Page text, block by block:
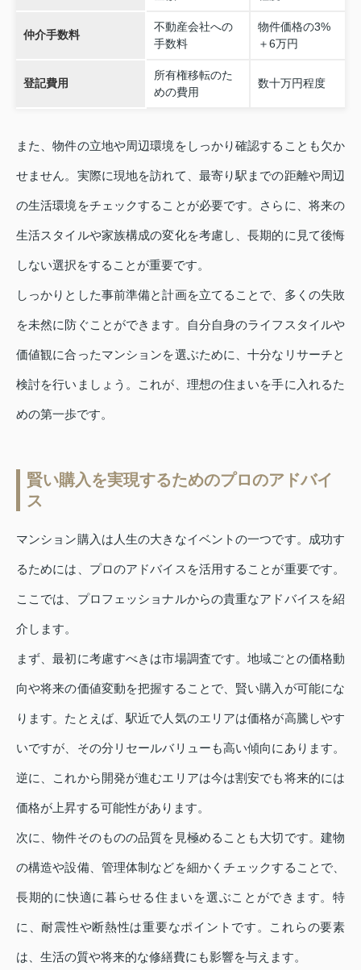
仲介手数料
不動産会社への
手数料
物件価格の3%
＋6万円
登記費用
所有権移転のた
めの費用
数十万円程度
また、物件の立地や周辺環境をしっかり確認することも欠か
せません。実際に現地を訪れて、最寄り駅までの距離や周辺
の生活環境をチェックすることが必要です。さらに、将来の
生活スタイルや家族構成の変化を考慮し、長期的に見て後悔
しない選択をすることが重要です。
しっかりとした事前準備と計画を立てることで、多くの失敗
を未然に防ぐことができます。自分自身のライフスタイルや
価値観に合ったマンションを選ぶために、十分なリサーチと
検討を行いましょう。これが、理想の住まいを手に入れるた
めの第一歩です。
賢い購入を実現するためのプロのアドバイ
ス
マンション購入は人生の大きなイベントの一つです。成功す
るためには、プロのアドバイスを活用することが重要です。
ここでは、プロフェッショナルからの貴重なアドバイスを紹
介します。
まず、最初に考慮すべきは市場調査です。地域ごとの価格動
向や将来の価値変動を把握することで、賢い購入が可能にな
ります。たとえば、駅近で人気のエリアは価格が高騰しやす
いですが、その分リセールバリューも高い傾向にあります。
逆に、これから開発が進むエリアは今は割安でも将来的には
価格が上昇する可能性があります。
次に、物件そのものの品質を見極めることも大切です。建物
の構造や設備、管理体制などを細かくチェックすることで、
長期的に快適に暮らせる住まいを選ぶことができます。特
に、耐震性や断熱性は重要なポイントです。これらの要素
は、生活の質や将来的な修繕費にも影響を与えます。